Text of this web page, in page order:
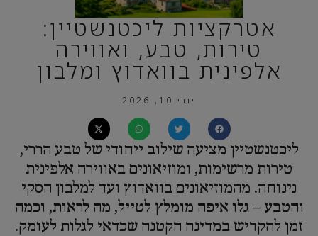
אטרקציות ליכטנשטיין:
טירות, טבע, ואווירה
אלפינית בוואדוץ ומלבון
יוני 10, 2026
ליכטנשטיין מציעה שילוב ייחודי של טבע הררי,
טירות מרשימות, ומוזיאונים באווירה אלפינית
נינוחה. מהמוזיאונים בוואדוץ ועד למלבון הסקי
והטבע – גלו איפה מומלץ לטייל, מה לראות, וכמה
זמן להקדיש במדינה הקטנה שכדאי לגלות לעומק.